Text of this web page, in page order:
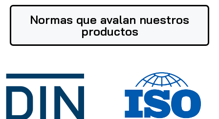
Normas que avalan nuestros
productos